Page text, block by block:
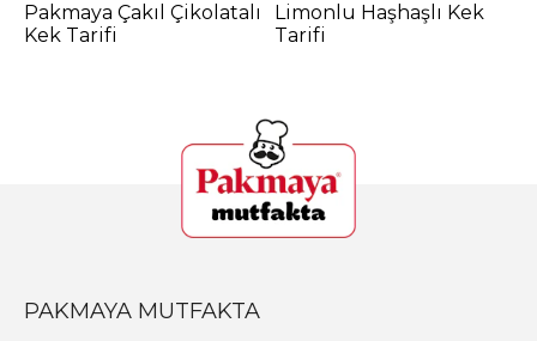
Pakmaya Çakıl Çikolatalı
Kek Tarifi
Limonlu Haşhaşlı Kek
Tarifi
PAKMAYA MUTFAKTA